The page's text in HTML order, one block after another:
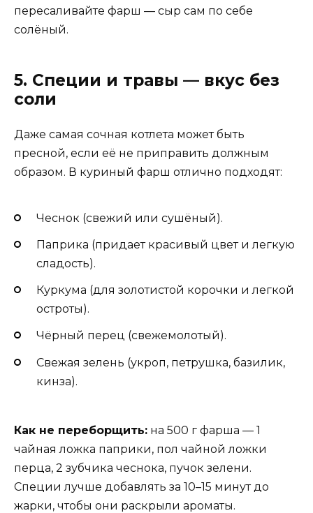
пересаливайте фарш — сыр сам по себе
солёный.
5. Специи и травы — вкус без
соли
Даже самая сочная котлета может быть
пресной, если её не приправить должным
образом. В куриный фарш отлично подходят:
Чеснок (свежий или сушёный).
Паприка (придает красивый цвет и легкую
сладость).
Куркума (для золотистой корочки и легкой
остроты).
Чёрный перец (свежемолотый).
Свежая зелень (укроп, петрушка, базилик,
кинза).
Как не переборщить: на 500 г фарша — 1
чайная ложка паприки, пол чайной ложки
перца, 2 зубчика чеснока, пучок зелени.
Специи лучше добавлять за 10–15 минут до
жарки, чтобы они раскрыли ароматы.